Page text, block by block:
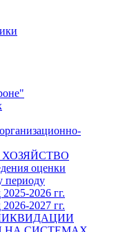
оценки
периоду
2026 гг.
2027 гг.